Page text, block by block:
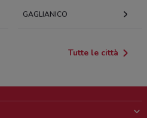
GAGLIANICO
Tutte le città